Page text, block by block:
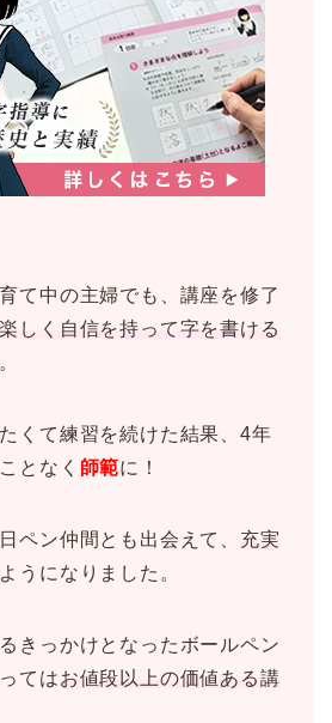
て中の主婦でも、講座を修了
楽しく自信を持って字を書ける
くて練習を続けた結果、4年
となく 師範に！
ペン仲間とも出会えて、 充実
うになりました。
きっかけとなったボールペン
てはお値段以上の価値ある講